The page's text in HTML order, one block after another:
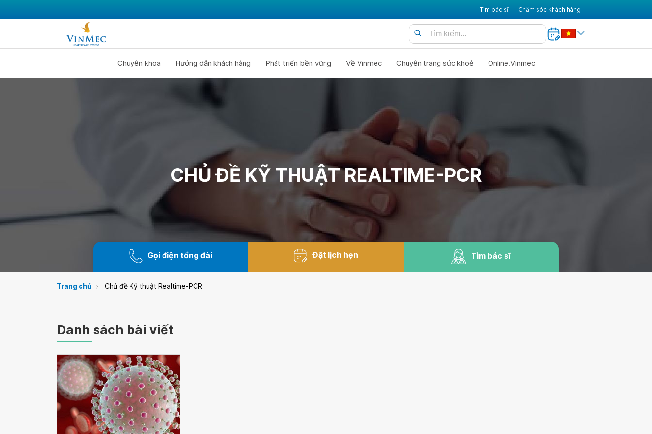
Tìm bác sĩ Chăm sóc khách hàng
Chuyên khoa Hướng dẫn khách hàng Phát triển bền vững Về Vinmec Chuyên trang sức khoẻ Online.Vinmec
CHỦ ĐỀ KỸ THUẬT REALTIME-PCR
Gọi điện tổng đài Đặt lịch hẹn Tìm bác sĩ
Trang chủ Chủ đề Kỹ thuật Realtime-PCR
Danh sách bài viết